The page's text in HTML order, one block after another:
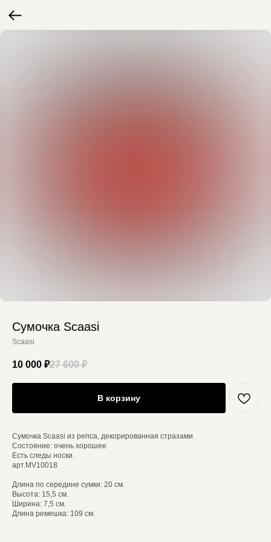
Cумочка Scaasi
Scaasi
10 000 ₽27 600 ₽
В корзину
Сумочка Scaasi из репса, декорированная стразами.
Состояние: очень хорошее
Есть следы носки.
арт.MV10018
Длина по середине сумки: 20 см.
Высота: 15,5 см.
Ширина: 7,5 см.
Длина ремешка: 109 см.